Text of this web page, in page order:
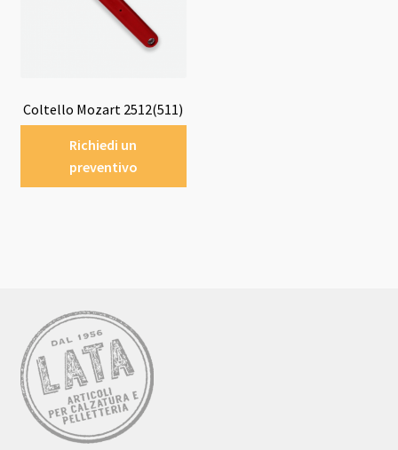
Coltello Mozart 2512(511)
Richiedi un
preventivo